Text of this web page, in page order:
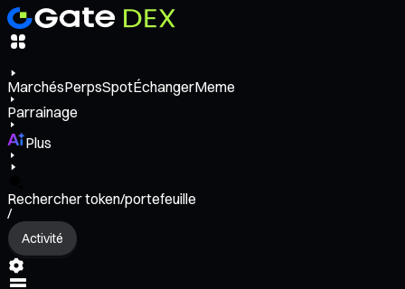
MarchésPerpsSpotÉchangerMeme
Parrainage
Plus
Rechercher token/portefeuille
/
Activité